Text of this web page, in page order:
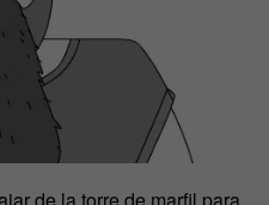
de la torre de marfil para